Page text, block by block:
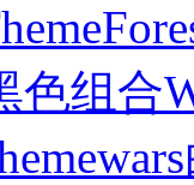
色组合